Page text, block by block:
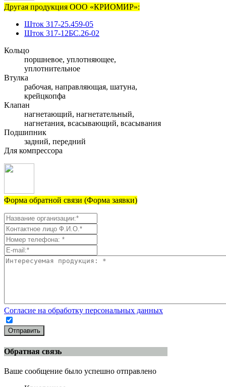
Другая продукция ООО «КРИОМИР»:
Шток 317-25.459-05
Шток 317-12БС.26-02
Кольцо
поршневое, уплотняющее,
уплотнительное
Втулка
рабочая, направляющая, шатуна,
крейцкопфа
Клапан
нагнетающий, нагнетательный,
нагнетания, всасывающий, всасывания
Подшипник
задний, передний
Для компрессора
Форма обратной связи (Форма заявки)
Согласие на обработку персональных данных
Отправить
Обратная связь
Ваше сообщение было успешно отправлено